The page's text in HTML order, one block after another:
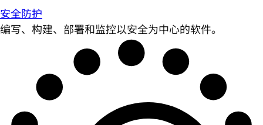
安全防护
编写、构建、部署和监控以安全为中心的软件。